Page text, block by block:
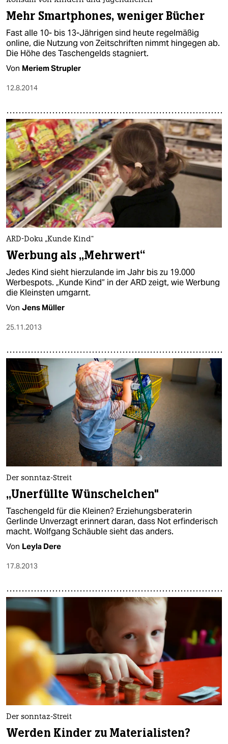
Mehr Smartphones, weniger Bücher
Fast alle 10- bis 13-Jährigen sind heute regelmäßig
online, die Nutzung von Zeitschriften nimmt hingegen ab.
Die Höhe des Taschengelds stagniert.
Von Meriem Strupler
12.8.2014
ARD-Doku „Kunde Kind“
Werbung als „Mehrwert“
Jedes Kind sieht hierzulande im Jahr bis zu 19.000
Werbespots. „Kunde Kind“ in der ARD zeigt, wie Werbung
die Kleinsten umgarnt.
Von Jens Müller
25.11.2013
Der sonntaz-Streit
„Unerfüllte Wünschelchen"
Taschengeld für die Kleinen? Erziehungsberaterin
Gerlinde Unverzagt erinnert daran, dass Not erfinderisch
macht. Wolfgang Schäuble sieht das anders.
Von Leyla Dere
17.8.2013
Der sonntaz-Streit
Werden Kinder zu Materialisten?